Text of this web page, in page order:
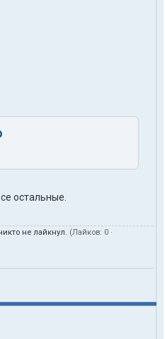
остальные.
не лайкнул. (Лайков: 0 ·